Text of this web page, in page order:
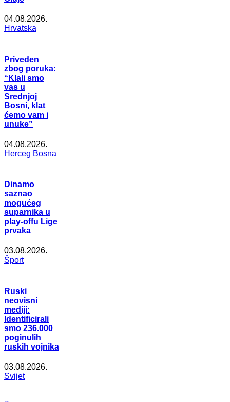
04.08.2026.
Hrvatska
Priveden
zbog poruka:
“Klali smo
vas u
Srednjoj
Bosni, klat
ćemo vam i
unuke”
04.08.2026.
Herceg Bosna
Dinamo
saznao
mogućeg
suparnika u
play-offu Lige
prvaka
03.08.2026.
Šport
Ruski
neovisni
mediji:
Identificirali
smo 236.000
poginulih
ruskih vojnika
03.08.2026.
Svijet